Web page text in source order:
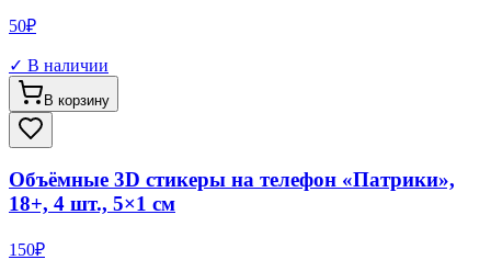
50₽
✓ В наличии
В корзину
Объёмные 3D стикеры на телефон «Патрики»,
18+, 4 шт., 5×1 см
150₽